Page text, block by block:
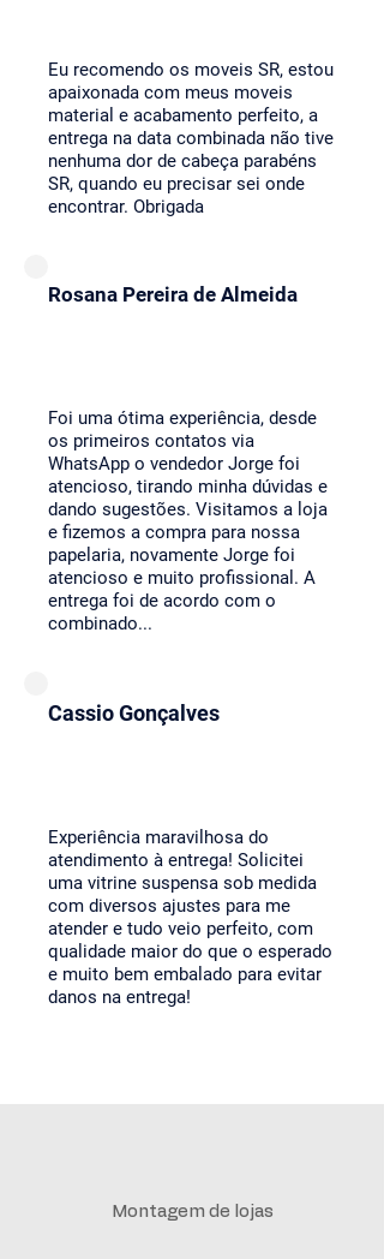
Eu recomendo os moveis SR, estou
apaixonada com meus moveis
material e acabamento perfeito, a
entrega na data combinada não tive
nenhuma dor de cabeça parabéns
SR, quando eu precisar sei onde
encontrar. Obrigada
Rosana Pereira de Almeida
Foi uma ótima experiência, desde
os primeiros contatos via
WhatsApp o vendedor Jorge foi
atencioso, tirando minha dúvidas e
dando sugestões. Visitamos a loja
e fizemos a compra para nossa
papelaria, novamente Jorge foi
atencioso e muito profissional. A
entrega foi de acordo com o
combinado...
Cassio Gonçalves
Experiência maravilhosa do
atendimento à entrega! Solicitei
uma vitrine suspensa sob medida
com diversos ajustes para me
atender e tudo veio perfeito, com
qualidade maior do que o esperado
e muito bem embalado para evitar
danos na entrega!
Montagem de lojas